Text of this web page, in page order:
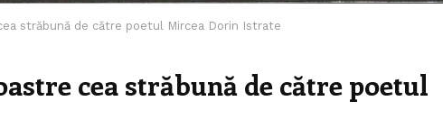
străbună de către poetul Mircea Dorin Istrate
cea străbună de către poetul